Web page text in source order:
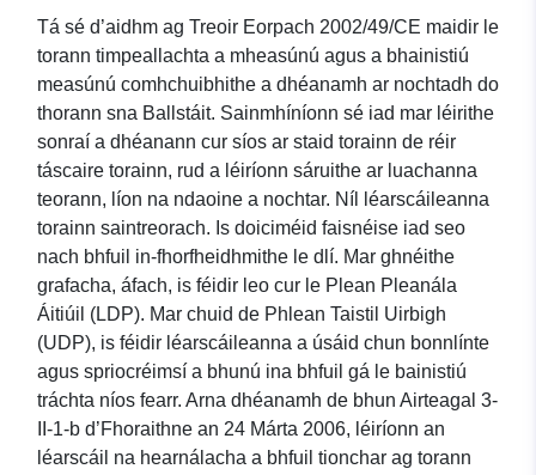
chineál mór bonneagair.
Tá sé d’aidhm ag Treoir Eorpach 2002/49/CE maidir le
torann timpeallachta a mheasúnú agus a bhainistiú
measúnú comhchuibhithe a dhéanamh ar nochtadh do
thorann sna Ballstáit. Sainmhíníonn sé iad mar léirithe
sonraí a dhéanann cur síos ar staid torainn de réir
táscaire torainn, rud a léiríonn sáruithe ar luachanna
teorann, líon na ndaoine a nochtar. Níl léarscáileanna
torainn saintreorach. Is doiciméid faisnéise iad seo
nach bhfuil in-fhorfheidhmithe le dlí. Mar ghnéithe
grafacha, áfach, is féidir leo cur le Plean Pleanála
Áitiúil (LDP). Mar chuid de Phlean Taistil Uirbigh
(UDP), is féidir léarscáileanna a úsáid chun bonnlínte
agus spriocréimsí a bhunú ina bhfuil gá le bainistiú
tráchta níos fearr. Arna dhéanamh de bhun Airteagal 3-
II-1-b d’Fhoraithne an 24 Márta 2006, léiríonn an
léarscáil na hearnálacha a bhfuil tionchar ag torann